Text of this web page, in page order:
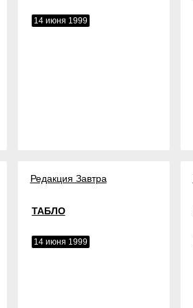
14 июня 1999
Редакция Завтра
ТАБЛО
14 июня 1999